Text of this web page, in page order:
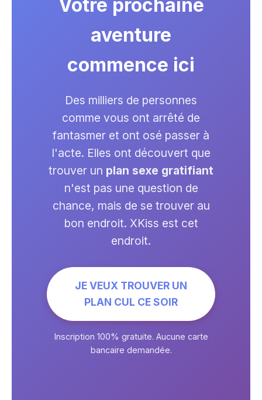
Votre prochaine
aventure
commence ici
Des milliers de personnes
comme vous ont arrêté de
fantasmer et ont osé passer à
l'acte. Elles ont découvert que
trouver un plan sexe gratifiant
n'est pas une question de
chance, mais de se trouver au
bon endroit. XKiss est cet
endroit.
JE VEUX TROUVER UN
PLAN CUL CE SOIR
Inscription 100% gratuite. Aucune carte
bancaire demandée.